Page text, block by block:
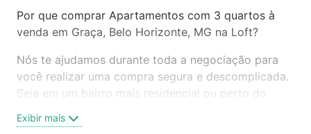
Por que comprar Apartamentos com 3 quartos à
venda em Graça, Belo Horizonte, MG na Loft?
Nós te ajudamos durante toda a negociação para
você realizar uma compra segura e descomplicada.
Seja em um bairro mais residencial ou perto do
oferta ideal de Apartamentos com 3 quartos à
Exibir mais